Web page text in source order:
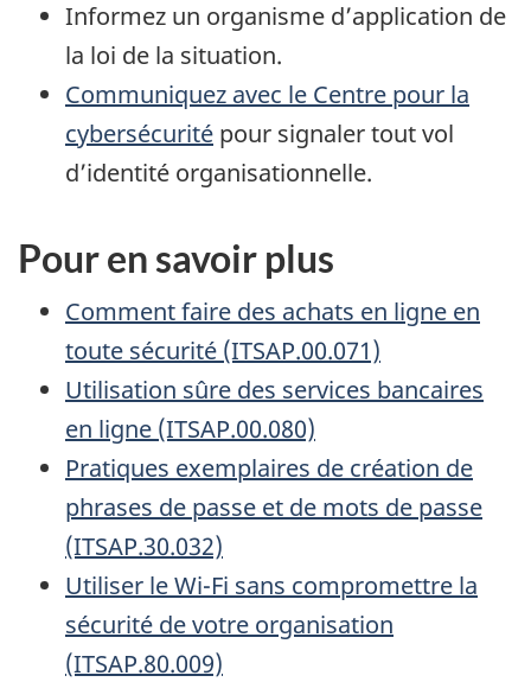
Informez un organisme d’application de
la loi de la situation.
Communiquez avec le Centre pour la
cybersécurité pour signaler tout vol
d’identité organisationnelle.
Pour en savoir plus
Comment faire des achats en ligne en
toute sécurité (ITSAP.00.071)
Utilisation sûre des services bancaires
en ligne (ITSAP.00.080)
Pratiques exemplaires de création de
phrases de passe et de mots de passe
(ITSAP.30.032)
Utiliser le Wi-Fi sans compromettre la
sécurité de votre organisation
(ITSAP.80.009)